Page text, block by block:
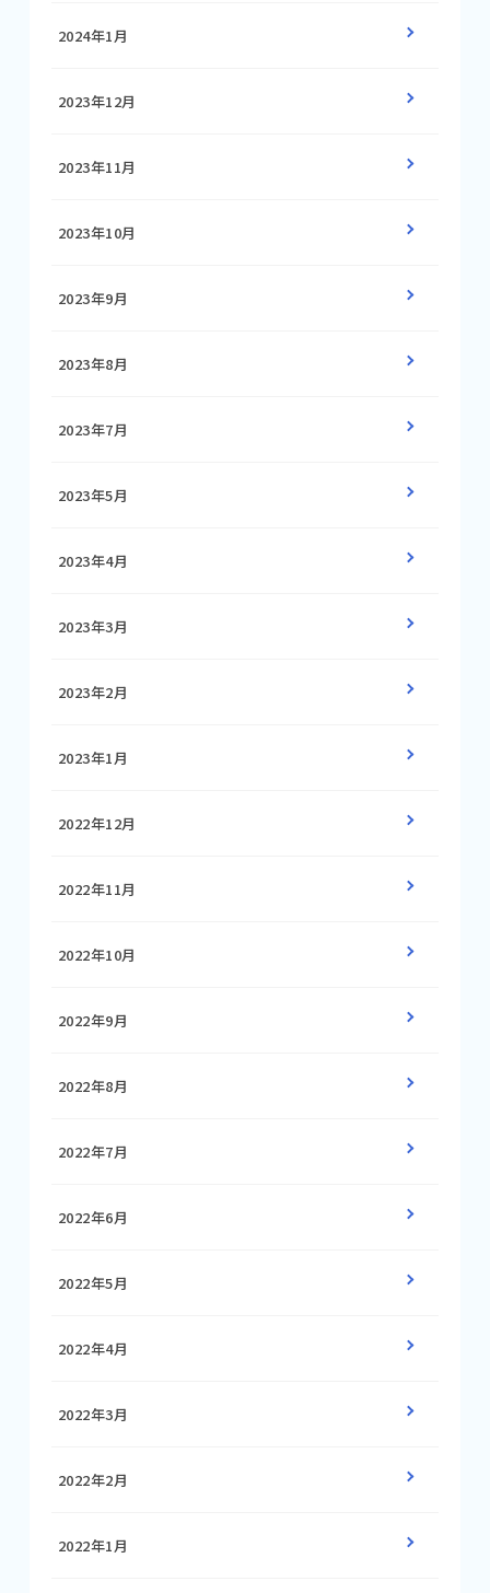
2024年1月
2023年12月
2023年11月
2023年10月
2023年9月
2023年8月
2023年7月
2023年5月
2023年4月
2023年3月
2023年2月
2023年1月
2022年12月
2022年11月
2022年10月
2022年9月
2022年8月
2022年7月
2022年6月
2022年5月
2022年4月
2022年3月
2022年2月
2022年1月